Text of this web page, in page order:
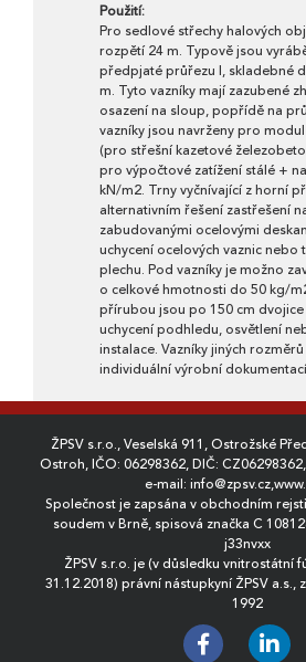
Použití:
Pro sedlové střechy halových
rozpětí 24 m. Typově jsou
předpjaté průřezu I, skladebné
m. Tyto vazníky mají zazubené
osazení na sloup, popřídě na
vazníky jsou navrženy pro
(pro střešní kazetové
pro výpočtové zatížení stálé +
kN/m2. Trny vyčnívající z horní
alternativním řešení zastřešení
zabudovanými ocelovými
uchycení ocelových vaznic nebo
plechu. Pod vazníky je možno
o celkové hmotnosti do 50 kg/
přírubou jsou po 150 cm
uchycení podhledu, osvětlení
instalace. Vazníky jiných
individuální výrobní
ŽPSV s.r.o., Veselská 911, Ostrožské
Ostroh, IČO: 06298362, DIČ:
e-mail: info@zpsv.cz,
Společnost je zapsána v obchodním
soudem v Brně, spisová značka C
j33nvxx
ŽPSV s.r.o. je (v důsledku vnitrostátní
31.12.2018) právní nástupkyní ŽPSV a.s.,
1992